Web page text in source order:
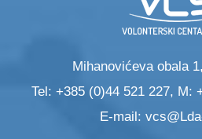
Mihanovićeva obala
Tel: +385 (0)44 521 227, M:
E-mail: